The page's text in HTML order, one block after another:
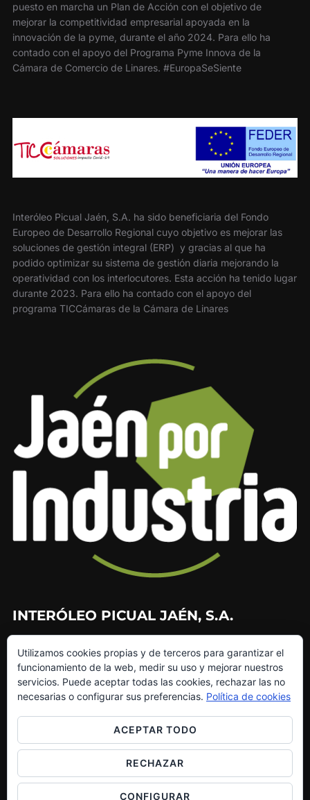
puesto en marcha un Plan de Acción con el objetivo de
mejorar la competitividad empresarial apoyada en la
innovación de la pyme, durante el año 2024. Para ello ha
contado con el apoyo del Programa Pyme Innova de la
Cámara de Comercio de Linares. #EuropaSeSiente
Interóleo Picual Jaén, S.A. ha sido beneficiaria del Fondo
Europeo de Desarrollo Regional cuyo objetivo es mejorar las
soluciones de gestión integral (ERP) y gracias al que ha
podido optimizar su sistema de gestión diaria mejorando la
operatividad con los interlocutores. Esta acción ha tenido lugar
durante 2023. Para ello ha contado con el apoyo del
programa TICCámaras de la Cámara de Linares
INTERÓLEO PICUAL JAÉN, S.A.
953 226 010
953 272 499
info@interoleo.com
canaldedenuncias@interoleo.com
Copyright © 2026 Grupo Interóleo
Inspiro ThemeporWPZOOM
Utilizamos cookies propias y de terceros para garantizar el
funcionamiento de la web, medir su uso y mejorar nuestros
servicios. Puede aceptar todas las cookies, rechazar las no
necesarias o configurar sus preferencias. Política de cookies
ACEPTAR TODO
RECHAZAR
CONFIGURAR